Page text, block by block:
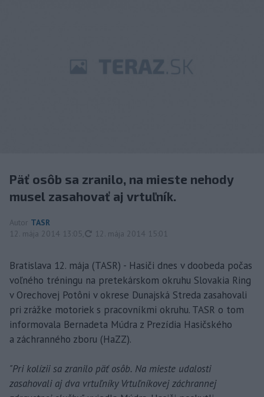
Päť osôb sa zranilo, na mieste nehody
musel zasahovať aj vrtuľník.
Autor TASR
12. mája 2014 13:05
aktualizované
12. mája 2014 15:01
Bratislava 12. mája (TASR) - Hasiči dnes v doobeda počas
voľného tréningu na pretekárskom okruhu Slovakia Ring
v Orechovej Potôni v okrese Dunajská Streda zasahovali
pri zrážke motoriek s pracovníkmi okruhu. TASR o tom
informovala Bernadeta Múdra z Prezídia Hasičského
a záchranného zboru (HaZZ).
"Pri kolízii sa zranilo päť osôb. Na mieste udalosti
zasahovali aj dva vrtuľníky Vrtuľníkovej záchrannej